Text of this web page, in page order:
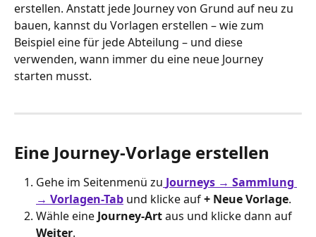
erstellen. Anstatt jede Journey von Grund auf neu zu
bauen, kannst du Vorlagen erstellen – wie zum
Beispiel eine für jede Abteilung – und diese
verwenden, wann immer du eine neue Journey
starten musst.
Eine Journey-Vorlage erstellen
Gehe im Seitenmenü zu Journeys → Sammlung
→ Vorlagen-Tab und klicke auf + Neue Vorlage.
Wähle eine Journey-Art aus und klicke dann auf
Weiter.